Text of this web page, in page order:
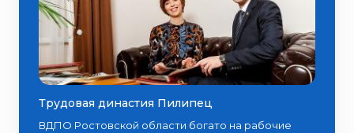
Трудовая династия Пилипец
ВДПО Ростовской области богато на рабочие